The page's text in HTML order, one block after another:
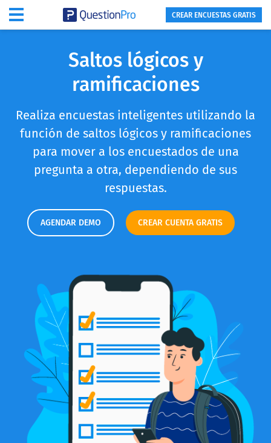
CREAR ENCUESTAS GRATIS
Saltos lógicos y
ramificaciones
Realiza encuestas inteligentes utilizando la
función de saltos lógicos y ramificaciones
para mover a los encuestados de una
pregunta a otra, dependiendo de sus
respuestas.
AGENDAR DEMO CREAR CUENTA GRATIS